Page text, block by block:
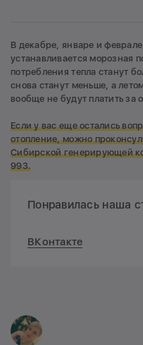
В декабре, январе и
устанавливается морозная
потребления тепла станут
снова станут меньше, а
вообще не будут платить за
Если у вас еще остались
отопление, можно
Сибирской генерирующей
993.
Понравилась наша
ВКонтакте